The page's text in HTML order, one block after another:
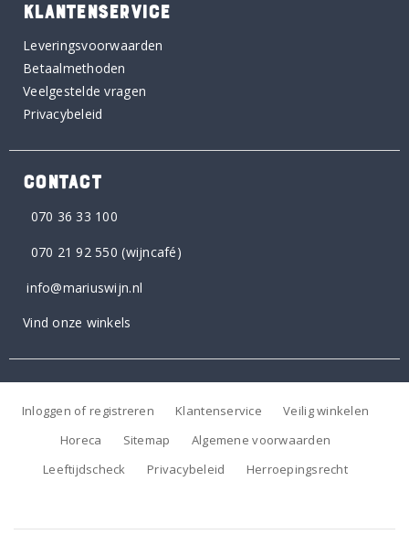
KLANTENSERVICE
Leveringsvoorwaarden
Betaalmethoden
Veelgestelde vragen
Privacybeleid
CONTACT
070 36 33 100
070 21 92 550 (wijncafé)
info@mariuswijn.nl
Vind onze winkels
Inloggen of registreren Klantenservice
Veilig winkelen
Horeca
Sitemap
Algemene voorwaarden
Leeftijdscheck
Privacybeleid Herroepingsrecht